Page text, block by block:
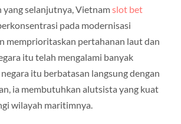
yang selanjutnya, Vietnamslot bet
pada modernisasi
memprioritaskan pertahanan laut dan
itu telah mengalami banyak
itu berbatasan langsung dengan
ia membutuhkan alutsista yang kuat
wilayah maritimnya.